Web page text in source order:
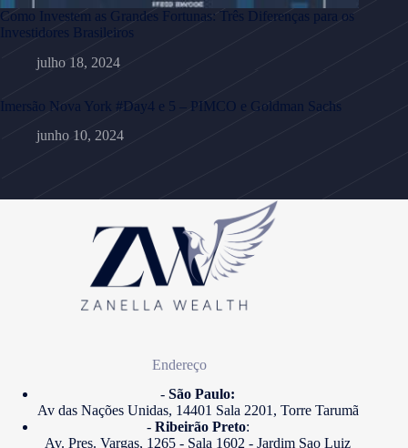
Como Investem as Grandes Fortunas: Três Diferenças para os
Investidores Brasileiros
julho 18, 2024
Imersão Nova York #Day4 e 5 – PIMCO e Goldman Sachs
junho 10, 2024
Endereço
- São Paulo:
Av das Nações Unidas, 14401 Sala 2201, Torre Tarumã
-Ribeirão Preto:
Av. Pres. Vargas, 1265 - Sala 1602 - Jardim Sao Luiz